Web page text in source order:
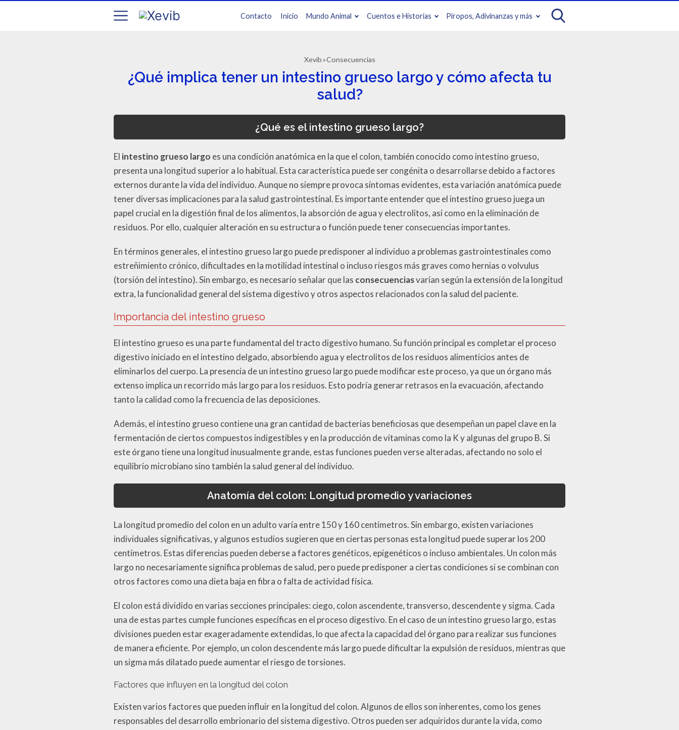
Contacto Inicio Mundo Animal Cuentos e Historias Piropos, Adivinanzas y más
Xevib Consecuencias
¿Qué implica tener un intestino grueso largo y cómo afecta tu
salud?
¿Qué es el intestino grueso largo?
El intestino grueso largo es una condición anatómica en la que el colon, también conocido como intestino grueso,
presenta una longitud superior a lo habitual. Esta característica puede ser congénita o desarrollarse debido a factores
externos durante la vida del individuo. Aunque no siempre provoca síntomas evidentes, esta variación anatómica puede
tener diversas implicaciones para la salud gastrointestinal. Es importante entender que el intestino grueso juega un
papel crucial en la digestión final de los alimentos, la absorción de agua y electrolitos, así como en la eliminación de
residuos. Por ello, cualquier alteración en su estructura o función puede tener consecuencias importantes.
En términos generales, el intestino grueso largo puede predisponer al individuo a problemas gastrointestinales como
estreñimiento crónico, dificultades en la motilidad intestinal o incluso riesgos más graves como hernias o volvulus
(torsión del intestino). Sin embargo, es necesario señalar que las consecuenciasvarían según la extensión de la longitud
extra, la funcionalidad general del sistema digestivo y otros aspectos relacionados con la salud del paciente.
Importancia del intestino grueso
El intestino grueso es una parte fundamental del tracto digestivo humano. Su función principal es completar el proceso
digestivo iniciado en el intestino delgado, absorbiendo agua y electrolitos de los residuos alimenticios antes de
eliminarlos del cuerpo. La presencia de un intestino grueso largo puede modificar este proceso, ya que un órgano más
extenso implica un recorrido más largo para los residuos. Esto podría generar retrasos en la evacuación, afectando
tanto la calidad como la frecuencia de las deposiciones.
Además, el intestino grueso contiene una gran cantidad de bacterias beneficiosas que desempeñan un papel clave en la
fermentación de ciertos compuestos indigestibles y en la producción de vitaminas como la K y algunas del grupo B. Si
este órgano tiene una longitud inusualmente grande, estas funciones pueden verse alteradas, afectando no solo el
equilibrio microbiano sino también la salud general del individuo.
Anatomía del colon: Longitud promedio y variaciones
La longitud promedio del colon en un adulto varía entre 150 y 160 centímetros. Sin embargo, existen variaciones
individuales significativas, y algunos estudios sugieren que en ciertas personas esta longitud puede superar los 200
centímetros. Estas diferencias pueden deberse a factores genéticos, epigenéticos o incluso ambientales. Un colon más
largo no necesariamente significa problemas de salud, pero puede predisponer a ciertas condiciones si se combinan con
otros factores como una dieta baja en fibra o falta de actividad física.
El colon está dividido en varias secciones principales: ciego, colon ascendente, transverso, descendente y sigma. Cada
una de estas partes cumple funciones específicas en el proceso digestivo. En el caso de un intestino grueso largo, estas
divisiones pueden estar exageradamente extendidas, lo que afecta la capacidad del órgano para realizar sus funciones
de manera eficiente. Por ejemplo, un colon descendente más largo puede dificultar la expulsión de residuos, mientras que
un sigma más dilatado puede aumentar el riesgo de torsiones.
Factores que influyen en la longitud del colon
Existen varios factores que pueden influir en la longitud del colon. Algunos de ellos son inherentes, como los genes
responsables del desarrollo embrionario del sistema digestivo. Otros pueden ser adquiridos durante la vida, como